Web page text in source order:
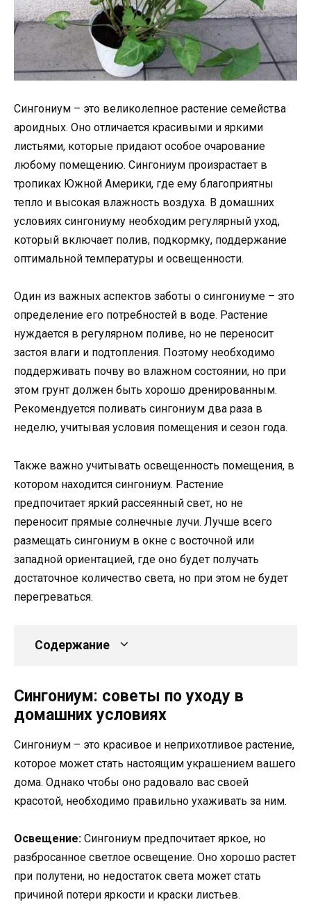
Сингониум – это великолепное растение семейства
ароидных. Оно отличается красивыми и яркими
листьями, которые придают особое очарование
любому помещению. Сингониум произрастает в
тропиках Южной Америки, где ему благоприятны
тепло и высокая влажность воздуха. В домашних
условиях сингониуму необходим регулярный уход,
который включает полив, подкормку, поддержание
оптимальной температуры и освещенности.
Один из важных аспектов заботы о сингониуме – это
определение его потребностей в воде. Растение
нуждается в регулярном поливе, но не переносит
застоя влаги и подтопления. Поэтому необходимо
поддерживать почву во влажном состоянии, но при
этом грунт должен быть хорошо дренированным.
Рекомендуется поливать сингониум два раза в
неделю, учитывая условия помещения и сезон года.
Также важно учитывать освещенность помещения, в
котором находится сингониум. Растение
предпочитает яркий рассеянный свет, но не
переносит прямые солнечные лучи. Лучше всего
размещать сингониум в окне с восточной или
западной ориентацией, где оно будет получать
достаточное количество света, но при этом не будет
перегреваться.
Содержание
Сингониум: советы по уходу в
домашних условиях
Сингониум – это красивое и неприхотливое растение,
которое может стать настоящим украшением вашего
дома. Однако чтобы оно радовало вас своей
красотой, необходимо правильно ухаживать за ним.
Освещение: Сингониум предпочитает яркое, но
разбросанное светлое освещение. Оно хорошо растет
при полутени, но недостаток света может стать
причиной потери яркости и краски листьев.